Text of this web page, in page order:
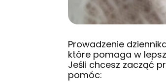
Prowadzenie
które pomaga w
Jeśli chcesz zacząć
pomóc: